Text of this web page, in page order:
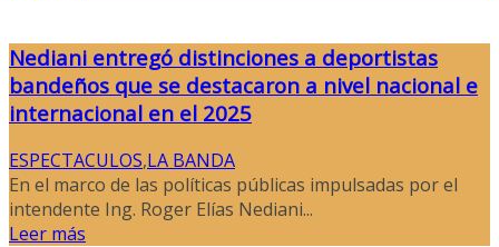
Nediani entregó distinciones a deportistas
bandeños que se destacaron a nivel nacional e
internacional en el 2025
ESPECTACULOS,LA BANDA
En el marco de las políticas públicas impulsadas por el
intendente Ing. Roger Elías Nediani...
Leer más